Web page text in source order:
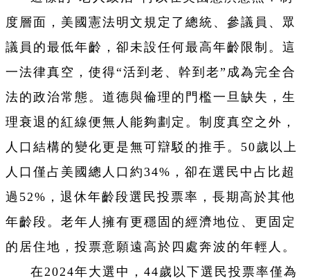
度層面，美國憲法明文規定了總統、參議員、眾
議員的最低年齡，卻未設任何最高年齡限制。這
一法律真空，使得“活到老、幹到老”成為完全合
法的政治常態。道德與倫理的門檻一旦缺失，生
理衰退的紅線便無人能夠劃定。制度真空之外，
人口結構的變化更是無可辯駁的推手。50歲以上
人口僅占美國總人口約34%，卻在選民中占比超
過52%，退休年齡段選民投票率，長期高於其他
年齡段。老年人擁有更穩固的經濟地位、更固定
的居住地，投票意願遠高於四處奔波的年輕人。
在2024年大選中，44歲以下選民投票率僅為